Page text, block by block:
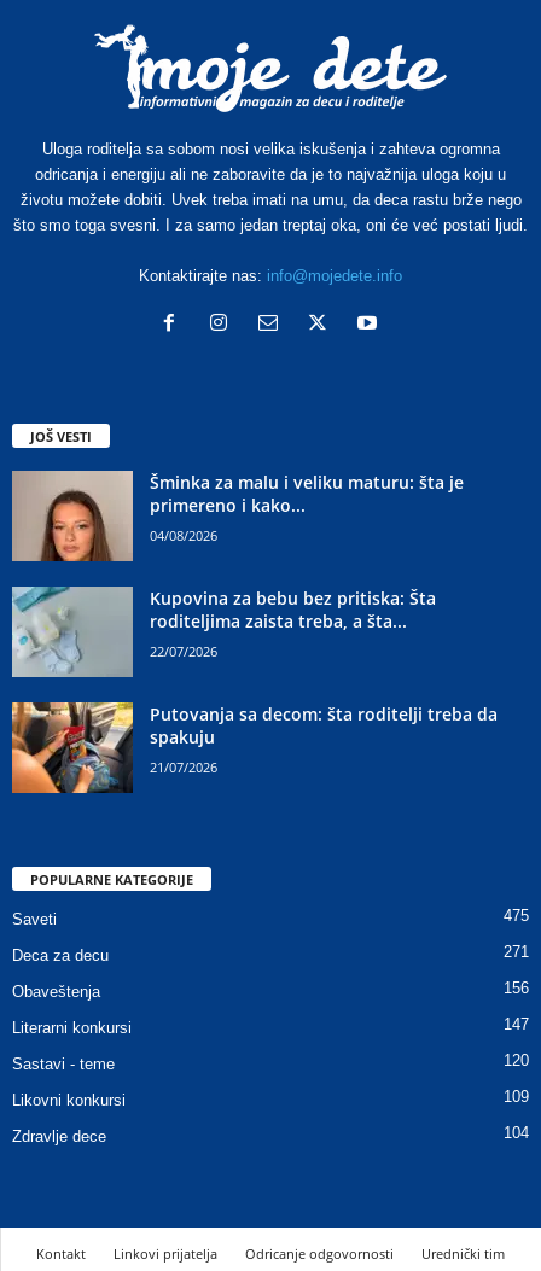
Uloga roditelja sa sobom nosi velika iskušenja i zahteva ogromna
odricanja i energiju ali ne zaboravite da je to najvažnija uloga koju u
životu možete dobiti. Uvek treba imati na umu, da deca rastu brže nego
što smo toga svesni. I za samo jedan treptaj oka, oni će već postati ljudi.
Kontaktirajte nas: info@mojedete.info
JOŠ VESTI
Šminka za malu i veliku maturu: šta je
primereno i kako...
04/08/2026
Kupovina za bebu bez pritiska: Šta
roditeljima zaista treba, a šta...
22/07/2026
Putovanja sa decom: šta roditelji treba da
spakuju
21/07/2026
POPULARNE KATEGORIJE
Saveti 475
Deca za decu 271
Obaveštenja 156
Literarni konkursi 147
Sastavi - teme 120
Likovni konkursi 109
Zdravlje dece 104
Kontakt Linkovi prijatelja Odricanje odgovornosti Urednički tim